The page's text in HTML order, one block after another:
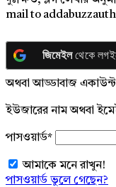
mail to
জিমেইলথেকে
অথবা আড্ডাবাজ
ইউজারের নাম অথবা
পাসওয়ার্ড*
আমাকে মনে রাখুন!
পাসওয়ার্ড ভুলে গেছেন?